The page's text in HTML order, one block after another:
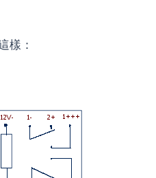
樣：